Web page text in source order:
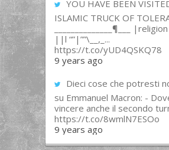
YOU HAVE BEEN
ISLAMIC TRUCK OF
______________¶___
||l “”|””\__,_...
https://t.co/yUD4QSKQ78
9 years ago
Dieci cose che potresti
su Emmanuel Macron: -
vincere anche il secondo
https://t.co/8wmlN7ESOo
9 years ago